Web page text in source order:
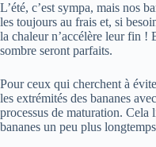
L’été, c’est sympa, mais nos
les toujours au frais et, si
la chaleur n’accélère leur fin !
sombre seront parfaits.
Pour ceux qui cherchent à
les extrémités des bananes
processus de maturation.
bananes un peu plus